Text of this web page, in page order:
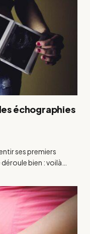
échographies
ses premiers
bien : voilà…